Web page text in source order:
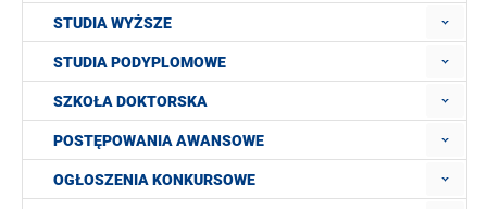
STUDIA WYŻSZE
STUDIA PODYPLOMOWE
SZKOŁA DOKTORSKA
POSTĘPOWANIA AWANSOWE
OGŁOSZENIA KONKURSOWE